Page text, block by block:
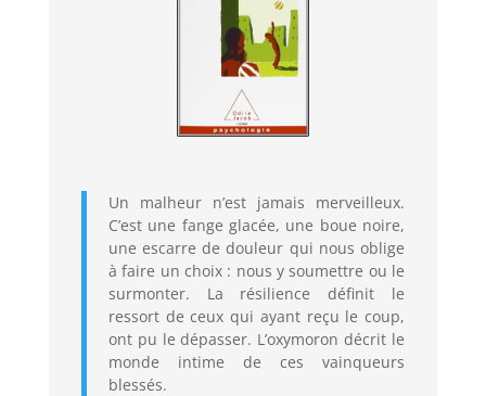
Un malheur n’est jamais merveilleux.
C’est une fange glacée, une boue noire,
une escarre de douleur qui nous oblige
à faire un choix : nous y soumettre ou le
surmonter. La résilience définit le
ressort de ceux qui ayant reçu le coup,
ont pu le dépasser. L’oxymoron décrit le
monde intime de ces vainqueurs
blessés.